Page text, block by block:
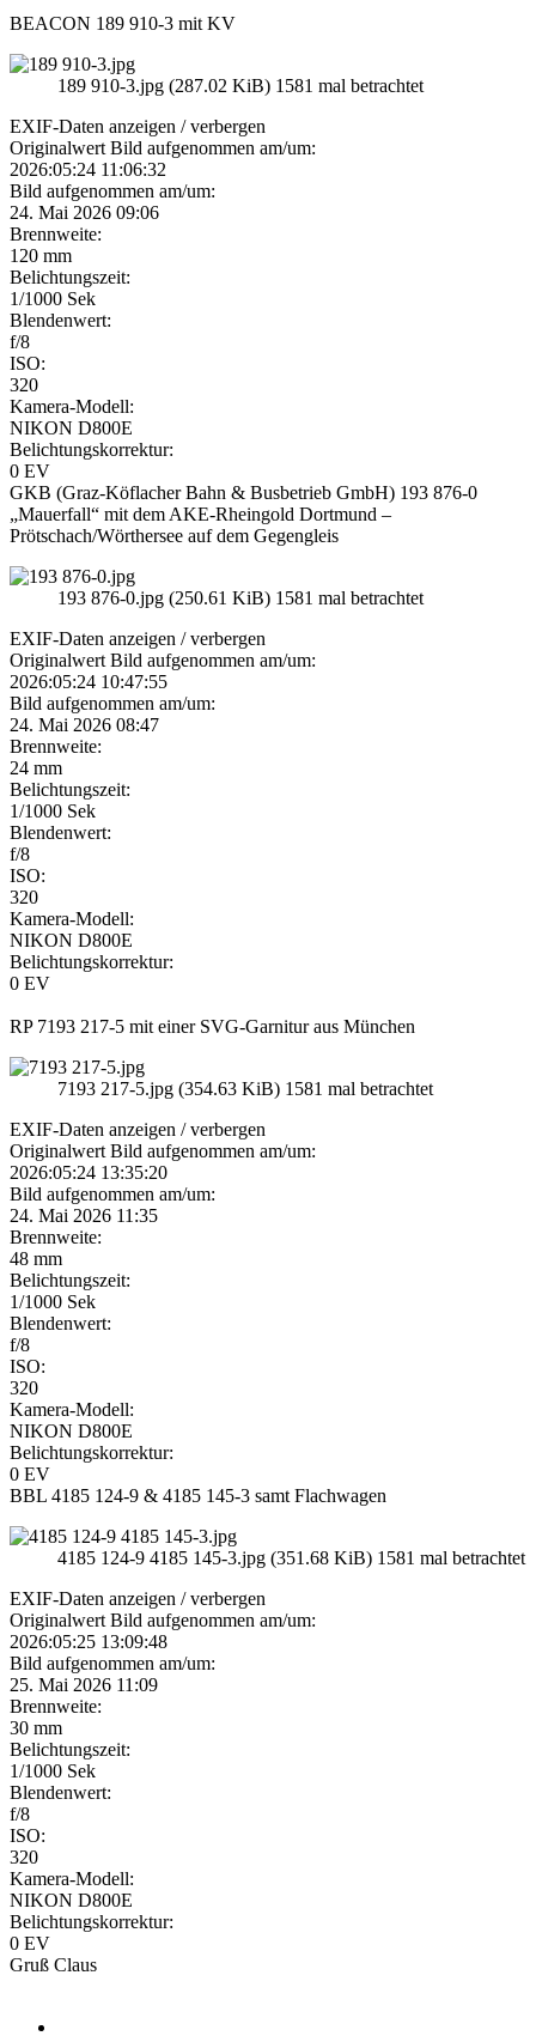
BEACON 189 910-3 mit KV
189 910-3.jpg (287.02 KiB) 1581 mal betrachtet
EXIF-Daten anzeigen / verbergen
Originalwert Bild aufgenommen am/um:
2026:05:24 11:06:32
Bild aufgenommen am/um:
24. Mai 2026 09:06
Brennweite:
120 mm
Belichtungszeit:
1/1000 Sek
Blendenwert:
f/8
ISO:
320
Kamera-Modell:
NIKON D800E
Belichtungskorrektur:
0 EV
GKB (Graz-Köflacher Bahn & Busbetrieb GmbH) 193 876-0
„Mauerfall“ mit dem AKE-Rheingold Dortmund –
Prötschach/Wörthersee auf dem Gegengleis
193 876-0.jpg (250.61 KiB) 1581 mal betrachtet
EXIF-Daten anzeigen / verbergen
Originalwert Bild aufgenommen am/um:
2026:05:24 10:47:55
Bild aufgenommen am/um:
24. Mai 2026 08:47
Brennweite:
24 mm
Belichtungszeit:
1/1000 Sek
Blendenwert:
f/8
ISO:
320
Kamera-Modell:
NIKON D800E
Belichtungskorrektur:
0 EV
RP 7193 217-5 mit einer SVG-Garnitur aus München
7193 217-5.jpg (354.63 KiB) 1581 mal betrachtet
EXIF-Daten anzeigen / verbergen
Originalwert Bild aufgenommen am/um:
2026:05:24 13:35:20
Bild aufgenommen am/um:
24. Mai 2026 11:35
Brennweite:
48 mm
Belichtungszeit:
1/1000 Sek
Blendenwert:
f/8
ISO:
320
Kamera-Modell:
NIKON D800E
Belichtungskorrektur:
0 EV
BBL 4185 124-9 & 4185 145-3 samt Flachwagen
4185 124-9 4185 145-3.jpg (351.68 KiB) 1581 mal betrachtet
EXIF-Daten anzeigen / verbergen
Originalwert Bild aufgenommen am/um:
2026:05:25 13:09:48
Bild aufgenommen am/um:
25. Mai 2026 11:09
Brennweite:
30 mm
Belichtungszeit:
1/1000 Sek
Blendenwert:
f/8
ISO:
320
Kamera-Modell:
NIKON D800E
Belichtungskorrektur:
0 EV
Gruß Claus